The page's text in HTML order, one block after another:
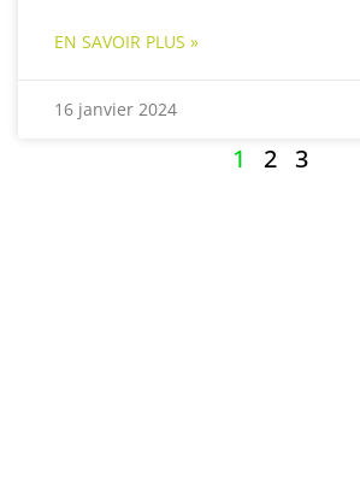
EN SAVOIR PLUS »
16 janvier 2024
1 2 3